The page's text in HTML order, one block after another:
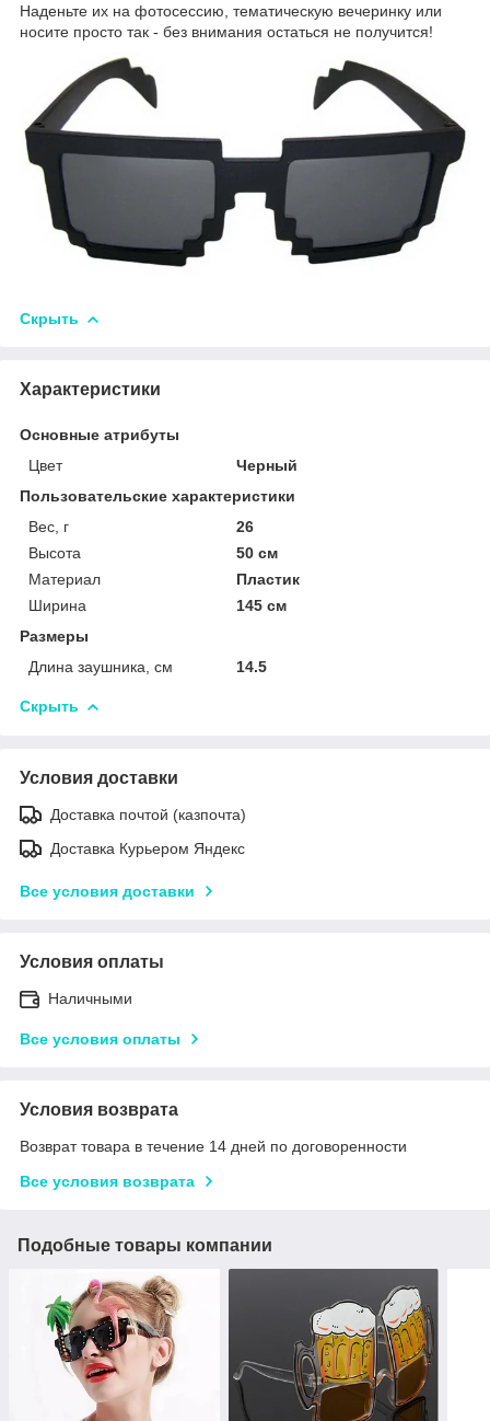
Наденьте их на фотосессию, тематическую вечеринку или
носите просто так - без внимания остаться не получится!
Скрыть
Характеристики
Основные атрибуты
Цвет
Черный
Пользовательские характеристики
Вес, г
26
Высота
50 см
Материал
Пластик
Ширина
145 см
Размеры
Длина заушника, см
14.5
Скрыть
Условия доставки
Доставка почтой (казпочта)
Доставка Курьером Яндекс
Все условия доставки
Условия оплаты
Наличными
Все условия оплаты
Условия возврата
Возврат товара в течение 14 дней по договоренности
Все условия возврата
Подобные товары компании